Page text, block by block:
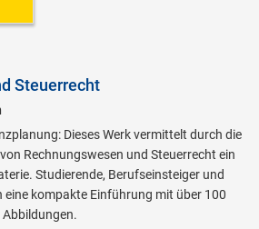
Steuerrecht
Dieses Werk vermittelt durch die
Rechnungswesen und Steuerrecht ein
Studierende, Berufseinsteiger und
kompakte Einführung mit über 100
Abbildungen.